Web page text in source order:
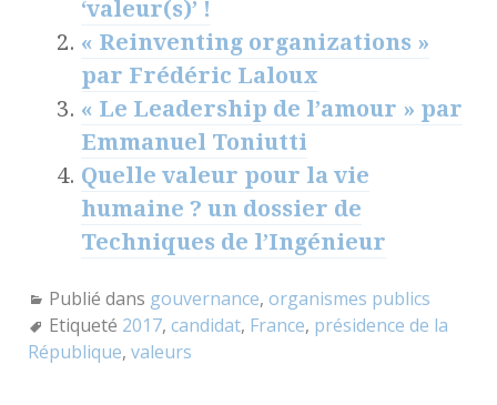
‘valeur(s)’ !
« Reinventing organizations »
par Frédéric Laloux
« Le Leadership de l’amour » par
Emmanuel Toniutti
Quelle valeur pour la vie
humaine ? un dossier de
Techniques de l’Ingénieur
Publié dans gouvernance, organismes publics
Etiqueté 2017, candidat, France, présidence de la
République, valeurs